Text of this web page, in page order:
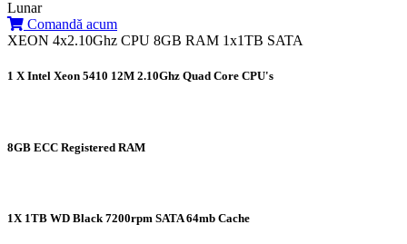
Lunar
Comandă acum
XEON 4x2.10Ghz CPU 8GB RAM 1x1TB SATA
1 X Intel Xeon 5410 12M 2.10Ghz Quad Core CPU's
8GB ECC Registered RAM
1X 1TB WD Black 7200rpm SATA 64mb Cache